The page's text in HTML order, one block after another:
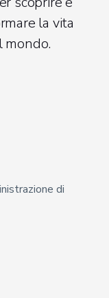
la vita
di